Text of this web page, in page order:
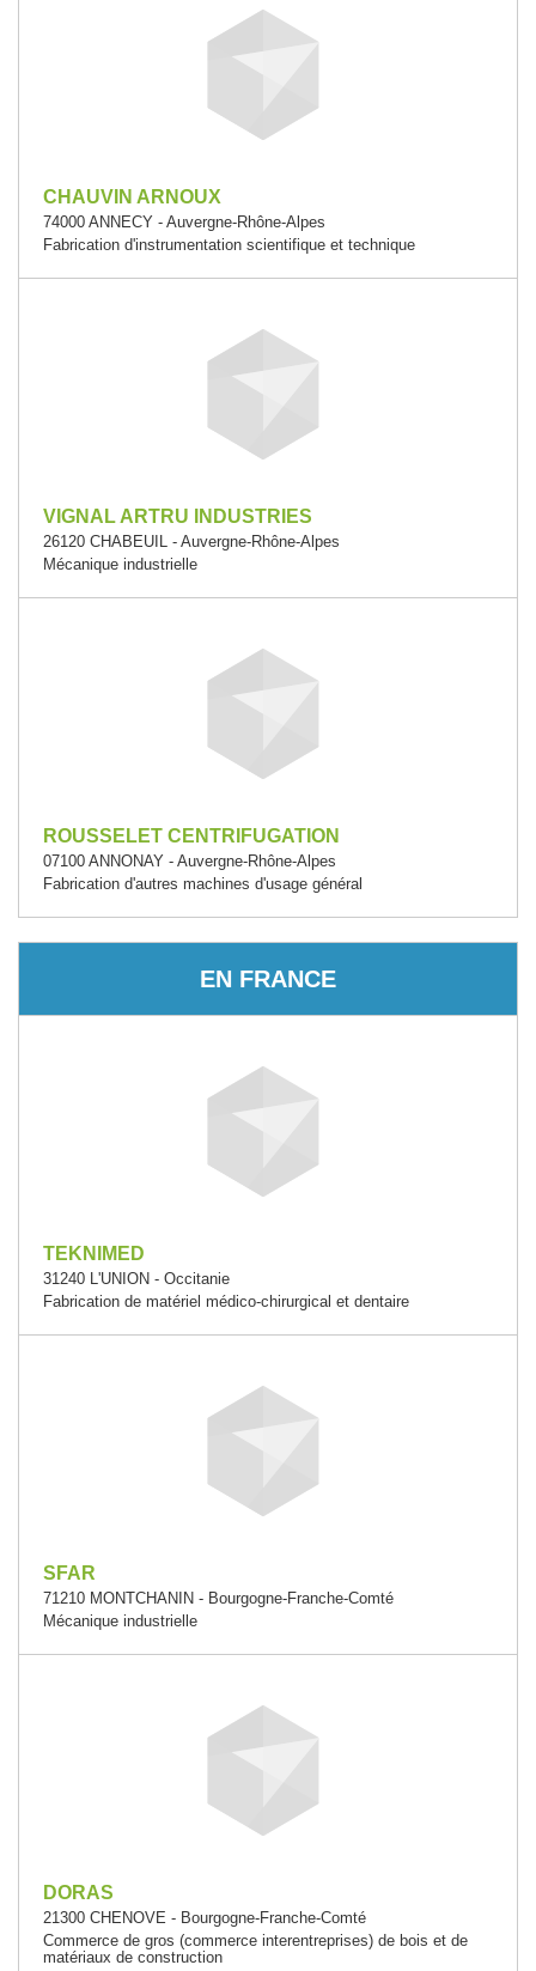
CHAUVIN ARNOUX
74000 ANNECY - Auvergne-Rhône-Alpes
Fabrication d'instrumentation scientifique et technique
VIGNAL ARTRU INDUSTRIES
26120 CHABEUIL - Auvergne-Rhône-Alpes
Mécanique industrielle
ROUSSELET CENTRIFUGATION
07100 ANNONAY - Auvergne-Rhône-Alpes
Fabrication d'autres machines d'usage général
EN FRANCE
TEKNIMED
31240 L'UNION - Occitanie
Fabrication de matériel médico-chirurgical et dentaire
SFAR
71210 MONTCHANIN - Bourgogne-Franche-Comté
Mécanique industrielle
DORAS
21300 CHENOVE - Bourgogne-Franche-Comté
Commerce de gros (commerce interentreprises) de bois et de
matériaux de construction